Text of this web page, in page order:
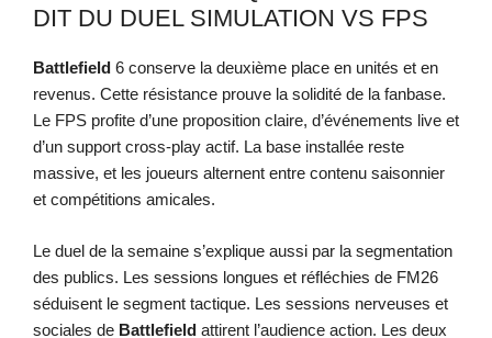
DIT DU DUEL SIMULATION VS FPS
Battlefield 6 conserve la deuxième place en unités et en
revenus. Cette résistance prouve la solidité de la fanbase.
Le FPS profite d’une proposition claire, d’événements live et
d’un support cross-play actif. La base installée reste
massive, et les joueurs alternent entre contenu saisonnier
et compétitions amicales.
Le duel de la semaine s’explique aussi par la segmentation
des publics. Les sessions longues et réfléchies de FM26
séduisent le segment tactique. Les sessions nerveuses et
sociales de Battlefield attirent l’audience action. Les deux